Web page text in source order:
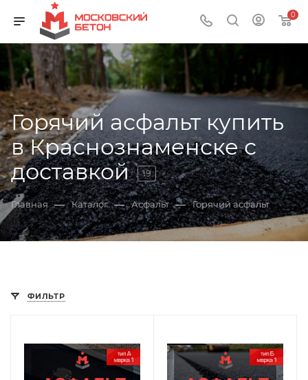
0
Горячий асфальт купить
в Краснознаменске с
доставкой
19
Главная — Каталог — Асфальт — Горячий асфальт
ФИЛЬТР